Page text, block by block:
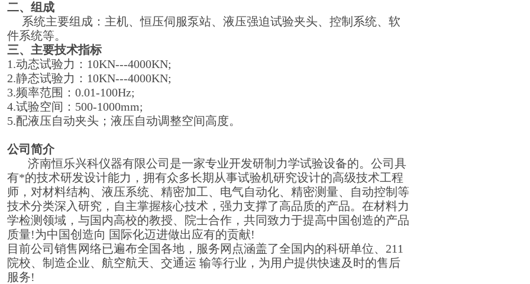
二、组成
系统主要组成：主机、恒压伺服泵站、液压强迫试验夹头、控制系统、软
件系统等。
三、主要技术指标
1.动态试验力：10KN---4000KN;
2.静态试验力：10KN---4000KN;
3.频率范围：0.01-100Hz;
4.试验空间：500-1000mm;
5.配液压自动夹头；液压自动调整空间高度。
公司简介
济南恒乐兴科仪器有限公司是一家专业开发研制力学试验设备的。公司具
有*的技术研发设计能力，拥有众多长期从事试验机研究设计的高级技术工程
师，对材料结构、液压系统、精密加工、电气自动化、精密测量、自动控制等
技术分类深入研究，自主掌握核心技术，强力支撑了高品质的产品。在材料力
学检测领域，与国内高校的教授、院士合作，共同致力于提高中国创造的产品
质量!为中国创造向 国际化迈进做出应有的贡献!
目前公司销售网络已遍布全国各地，服务网点涵盖了全国内的科研单位、211
院校、制造企业、航空航天、交通运 输等行业，为用户提供快速及时的售后
服务!